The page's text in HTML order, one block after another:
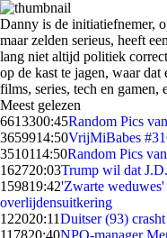
Danny is de initiatiefnemer,
maar zelden serieus, heeft
lang niet altijd politiek
op de kast te jagen, waar
films, series, tech en
Meest gelezen
6613300:45Random Pics
3659914:50VrijMiBabes
3510114:50Random Pics
162720:03Trump wil dat
159819:42'Zwarte
overlijdensuitkering
122020:11Duitser (93)
117820:40NPO-manager